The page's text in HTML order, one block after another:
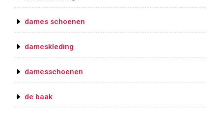
dames schoenen
dameskleding
damesschoenen
de baak